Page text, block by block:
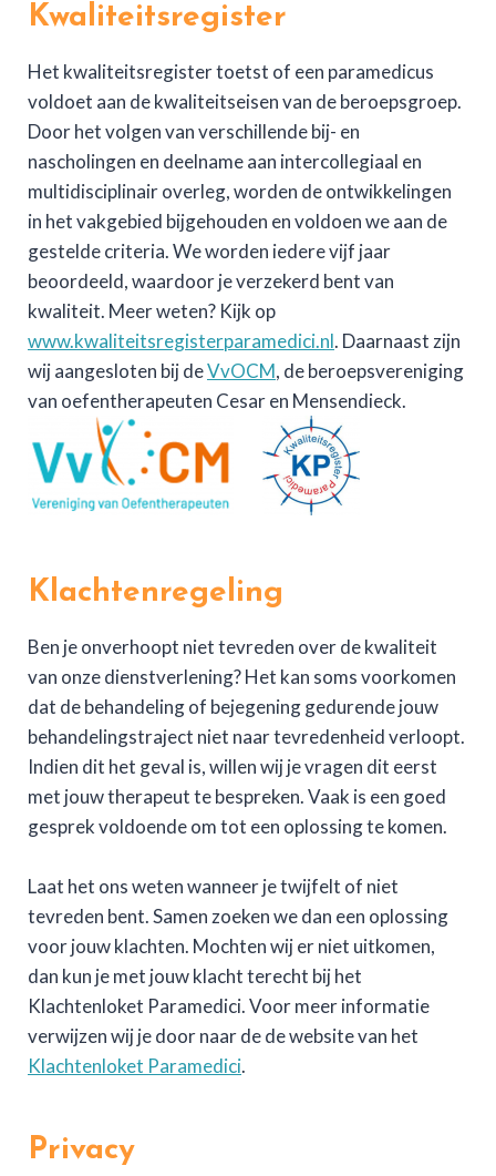
Kwaliteitsregister
Het kwaliteitsregister toetst of een paramedicus
voldoet aan de kwaliteitseisen van de beroepsgroep.
Door het volgen van verschillende bij- en
nascholingen en deelname aan intercollegiaal en
multidisciplinair overleg, worden de ontwikkelingen
in het vakgebied bijgehouden en voldoen we aan de
gestelde criteria. We worden iedere vijf jaar
beoordeeld, waardoor je verzekerd bent van
kwaliteit. Meer weten? Kijk op
www.kwaliteitsregisterparamedici.nl. Daarnaast zijn
wij aangesloten bij deVvOCM, de beroepsvereniging
van oefentherapeuten Cesar en Mensendieck.
Klachtenregeling
Ben je onverhoopt niet tevreden over de kwaliteit
van onze dienstverlening? Het kan soms voorkomen
dat de behandeling of bejegening gedurende jouw
behandelingstraject niet naar tevredenheid verloopt.
Indien dit het geval is, willen wij je vragen dit eerst
met jouw therapeut te bespreken. Vaak is een goed
gesprek voldoende om tot een oplossing te komen.
Laat het ons weten wanneer je twijfelt of niet
tevreden bent. Samen zoeken we dan een oplossing
voor jouw klachten. Mochten wij er niet uitkomen,
dan kun je met jouw klacht terecht bij het
Klachtenloket Paramedici. Voor meer informatie
verwijzen wij je door naar de de website van het
Klachtenloket Paramedici.
Privacy